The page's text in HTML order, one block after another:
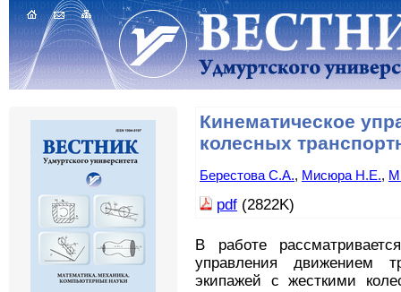
Кинематическое
колесных
Берестова С.А., Мисюра Н.Е.,
pdf (2822K)
В работе
управления движением
экипажей с жесткими